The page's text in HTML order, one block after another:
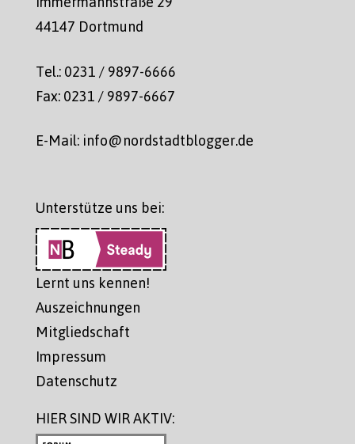
44147 Dortmund
Tel.: 0231 / 9897-6666
Fax: 0231 / 9897-6667
E-Mail: info@nordstadtblogger.de
Unterstütze uns bei:
Lernt uns kennen!
Auszeichnungen
Mitgliedschaft
Impressum
Datenschutz
HIER SIND WIR AKTIV: